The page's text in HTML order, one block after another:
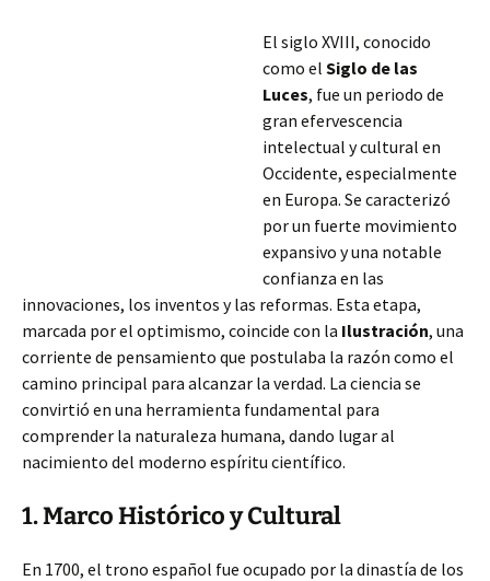
El siglo XVIII, conocido
como el Siglo de las
Luces, fue un periodo de
gran efervescencia
intelectual y cultural en
Occidente, especialmente
en Europa. Se caracterizó
por un fuerte movimiento
expansivo y una notable
confianza en las
innovaciones, los inventos y las reformas. Esta etapa,
marcada por el optimismo, coincide con la Ilustración, una
corriente de pensamiento que postulaba la razón como el
camino principal para alcanzar la verdad. La ciencia se
convirtió en una herramienta fundamental para
comprender la naturaleza humana, dando lugar al
nacimiento del moderno espíritu científico.
1. Marco Histórico y Cultural
En 1700, el trono español fue ocupado por la dinastía de los